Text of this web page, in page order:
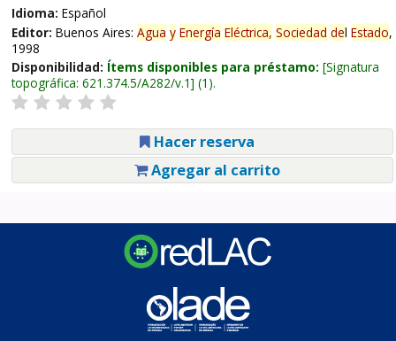
Idioma: Español
Editor: Buenos Aires: Agua y Energía Eléctrica, Sociedad del Estado,
1998
Disponibilidad: Ítems disponibles para préstamo: Signatura
topográfica: 621.374.5/A282/v.1 (1).
Hacer reserva
Agregar al carrito